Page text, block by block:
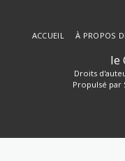
le
Droits
Propulsé par
ACCUEIL À PROPOS